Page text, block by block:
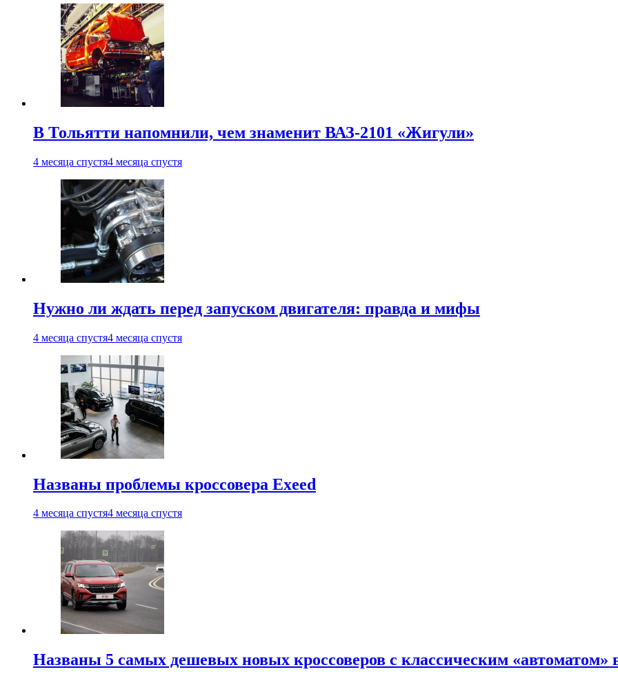
В Тольятти напомнили, чем знаменит ВАЗ-2101 «Жигули»
4 месяца спустя4 месяца спустя
Нужно ли ждать перед запуском двигателя: правда и мифы
4 месяца спустя4 месяца спустя
Названы проблемы кроссовера Exeed
4 месяца спустя4 месяца спустя
Названы 5 самых дешевых новых кроссоверов с классическим «автоматом»